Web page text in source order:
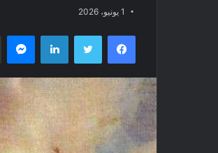
1 يونيو، 2026
فيسبوك تويتر لينكدإن